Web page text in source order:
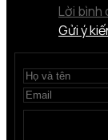
Lời bình
Gửi ý